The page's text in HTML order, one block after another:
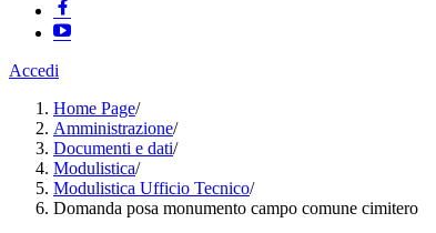
Accedi
Home Page/
Amministrazione/
Documenti e dati/
Modulistica/
Modulistica Ufficio Tecnico/
Domanda posa monumento campo comune cimitero